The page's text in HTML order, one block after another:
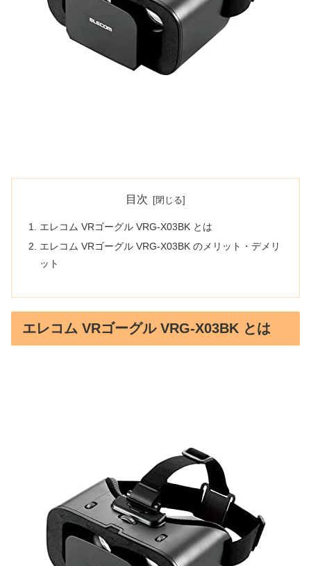
目次
エレコム VRゴーグル VRG-X03BK とは
エレコム VRゴーグル VRG-X03BK のメリット・デメリ
ット
エレコム VRゴーグル VRG-X03BK とは